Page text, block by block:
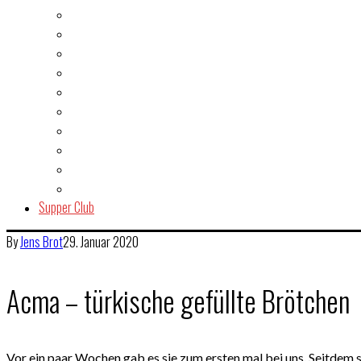
Supper Club
ByJensBrot29. Januar 2020
Acma – türkische gefüllte Brötchen
Vor ein paar Wochen gab es sie zum ersten mal bei uns.